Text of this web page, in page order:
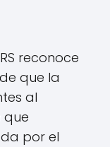
reconoce
que la
al
que
por el